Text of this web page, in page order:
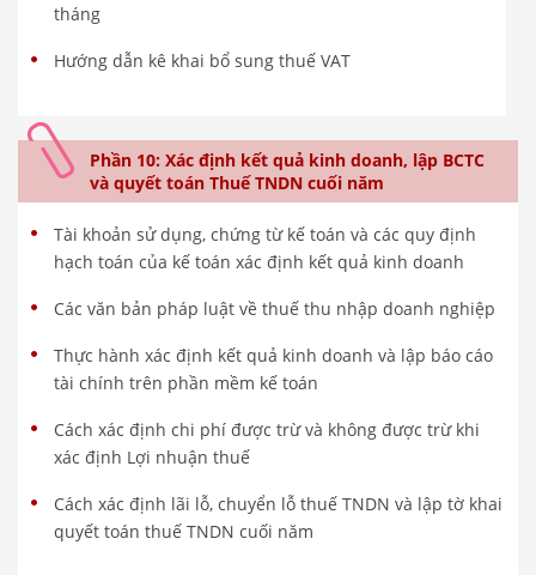
tháng
Hướng dẫn kê khai bổ sung thuế VAT
Phần 10: Xác định kết quả kinh doanh, lập BCTC
và quyết toán Thuế TNDN cuối năm
Tài khoản sử dụng, chứng từ kế toán và các quy định
hạch toán của kế toán xác định kết quả kinh doanh
Các văn bản pháp luật về thuế thu nhập doanh nghiệp
Thực hành xác định kết quả kinh doanh và lập báo cáo
tài chính trên phần mềm kế toán
Cách xác định chi phí được trừ và không được trừ khi
xác định Lợi nhuận thuế
Cách xác định lãi lỗ, chuyển lỗ thuế TNDN và lập tờ khai
quyết toán thuế TNDN cuối năm